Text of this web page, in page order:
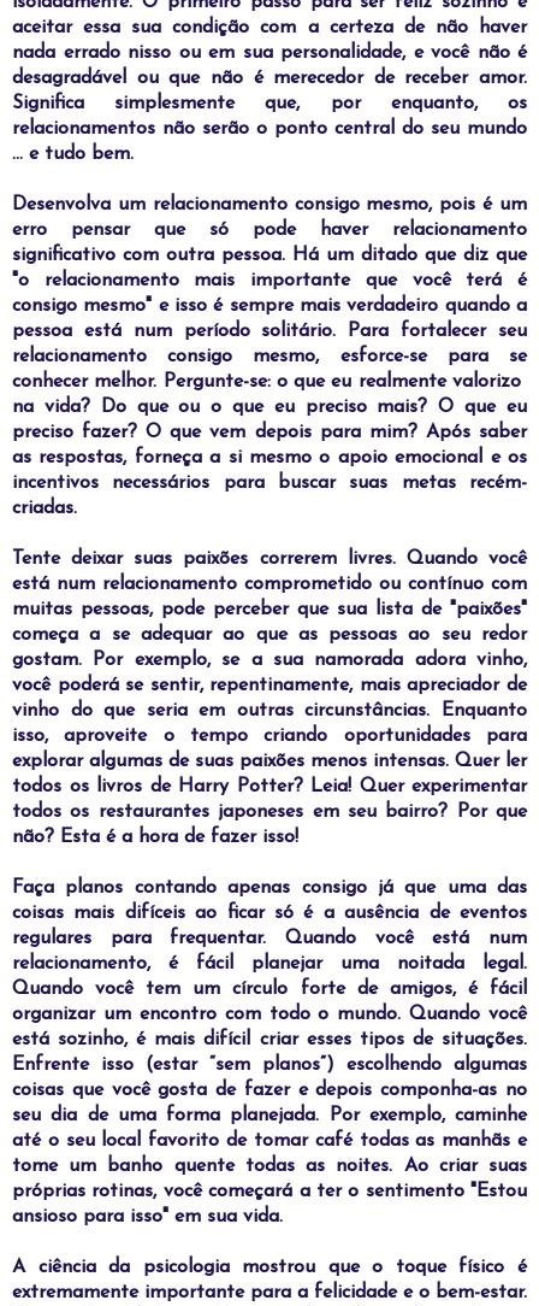
aceitar essa sua condição com a certeza de não haver
nada errado nisso ou em sua personalidade, e você não é
desagradável ou que não é merecedor de receber amor.
Significa simplesmente que, por enquanto, os
relacionamentos não serão o ponto central do seu mundo
... e tudo bem.
Desenvolva um relacionamento consigo mesmo, pois é um
erro pensar que só pode haver relacionamento
significativo com outra pessoa. Há um ditado que diz que
"o relacionamento mais importante que você terá é
consigo mesmo" e isso é sempre mais verdadeiro quando a
pessoa está num período solitário. Para fortalecer seu
relacionamento consigo mesmo, esforce-se para se
conhecer melhor. Pergunte-se: o que eu realmente valorizo ​​
na vida? Do que ou o que eu preciso mais? O que eu
preciso fazer? O que vem depois para mim? Após saber
as respostas, forneça a si mesmo o apoio emocional e os
incentivos necessários para buscar suas metas recém-
criadas.
Tente deixar suas paixões correrem livres. Quando você
está num relacionamento comprometido ou contínuo com
muitas pessoas, pode perceber que sua lista de "paixões"
começa a se adequar ao que as pessoas ao seu redor
gostam. Por exemplo, se a sua namorada adora vinho,
você poderá se sentir, repentinamente, mais apreciador de
vinho do que seria em outras circunstâncias. Enquanto
isso, aproveite o tempo criando oportunidades para
explorar algumas de suas paixões menos intensas. Quer ler
todos os livros de Harry Potter? Leia! Quer experimentar
todos os restaurantes japoneses em seu bairro? Por que
não? Esta é a hora de fazer isso!
Faça planos contando apenas consigo já que uma das
coisas mais difíceis ao ficar só é a ausência de eventos
regulares para frequentar. Quando você está num
relacionamento, é fácil planejar uma noitada legal.
Quando você tem um círculo forte de amigos, é fácil
organizar um encontro com todo o mundo. Quando você
está sozinho, é mais difícil criar esses tipos de situações.
Enfrente isso (estar “sem planos”) escolhendo algumas
coisas que você gosta de fazer e depois componha-as no
seu dia de uma forma planejada. Por exemplo, caminhe
até o seu local favorito de tomar café todas as manhãs e
tome um banho quente todas as noites. Ao criar suas
próprias rotinas, você começará a ter o sentimento "Estou
ansioso para isso" em sua vida.
Aciência da psicologia mostrou que o toque físico é
extremamente importante para a felicidade e o bem-estar.